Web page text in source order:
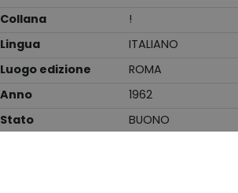
Collana
!
Lingua
ITALIANO
Luogo edizione
ROMA
Anno
1962
Stato
BUONO